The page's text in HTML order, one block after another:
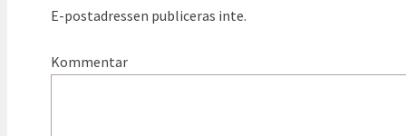
E-postadressen publiceras inte.
Kommentar